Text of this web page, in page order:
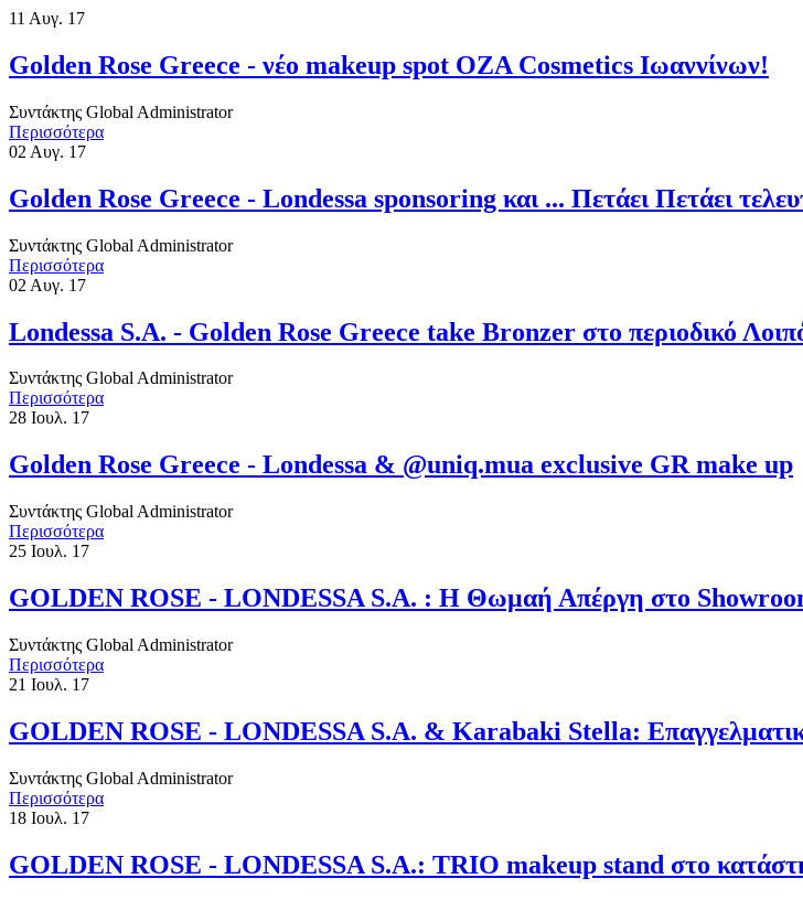
11 Αυγ. 17
Golden Rose Greece - νέο makeup spot OZA Cosmetics Ιωαννίνων!
Συντάκτης Global Administrator
Περισσότερα
02 Αυγ. 17
Golden Rose Greece - Londessa sponsoring και ... Πετάει Πετάει
Συντάκτης Global Administrator
Περισσότερα
02 Αυγ. 17
Londessa S.A. - Golden Rose Greece take Bronzer στο περιοδικό
Συντάκτης Global Administrator
Περισσότερα
28 Ιουλ. 17
Golden Rose Greece - Londessa & @uniq.mua exclusive GR make up
Συντάκτης Global Administrator
Περισσότερα
25 Ιουλ. 17
​GOLDEN ROSE - LONDESSA S.A. : Η Θωμαή Απέργη στο
Συντάκτης Global Administrator
Περισσότερα
21 Ιουλ. 17
​GOLDEN ROSE - LONDESSA S.A. & Karabaki Stella:
Συντάκτης Global Administrator
Περισσότερα
18 Ιουλ. 17
​GOLDEN ROSE - LONDESSA S.A.: TRIO makeup stand στο